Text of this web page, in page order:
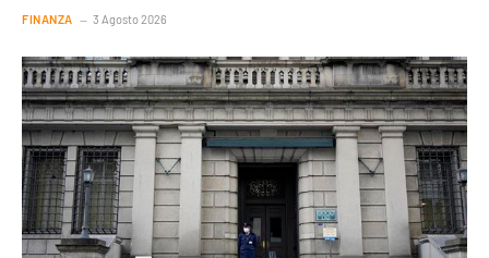
FINANZA 3 Agosto 2026